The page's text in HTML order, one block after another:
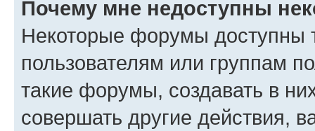
Почему мне недоступны
Некоторые форумы доступны
пользователям или группам
такие форумы, создавать в
совершать другие действия,